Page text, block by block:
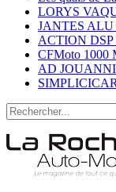
LORYS
JANTES ALU
ACTION DSP
CFMoto 1000
AD